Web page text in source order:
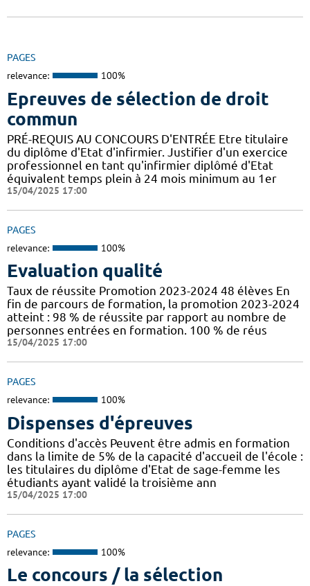
PAGES
relevance: 100%
Epreuves de sélection de droit
commun
PRÉ-REQUIS AU CONCOURS D'ENTRÉE Etre titulaire
du diplôme d'Etat d'infirmier. Justifier d'un exercice
professionnel en tant qu'infirmier diplômé d'Etat
équivalent temps plein à 24 mois minimum au 1er
15/04/2025 17:00
PAGES
relevance: 100%
Evaluation qualité
Taux de réussite Promotion 2023-2024 48 élèves En
fin de parcours de formation, la promotion 2023-2024
atteint : 98 % de réussite par rapport au nombre de
personnes entrées en formation. 100 % de réus
15/04/2025 17:00
PAGES
relevance: 100%
Dispenses d'épreuves
Conditions d'accès Peuvent être admis en formation
dans la limite de 5% de la capacité d'accueil de l'école :
les titulaires du diplôme d'Etat de sage-femme les
étudiants ayant validé la troisième ann
15/04/2025 17:00
PAGES
relevance: 100%
Le concours / la sélection